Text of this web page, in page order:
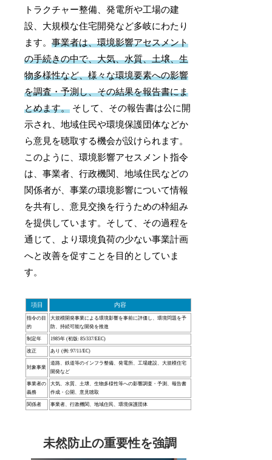
トラクチャー整備、発電所や工場の建
設、大規模な住宅開発など多岐にわたり
ます。事業者は、環境影響アセスメント
の手続きの中で、大気、水質、土壌、生
物多様性など、様々な環境要素への影響
を調査・予測し、その結果を報告書にま
とめます。 そして、その報告書は公に開
示され、地域住民や環境保護団体などか
ら意見を聴取する機会が設けられます。
このように、環境影響アセスメント指令
は、事業者、行政機関、地域住民などの
関係者が、事業の環境影響について情報
を共有し、意見交換を行うための枠組み
を提供しています。そして、その過程を
通じて、より環境負荷の少ない事業計画
へと改善を促すことを目的としていま
す。
項目 内容
指令の目
的
大規模開発事業による環境影響を事前に評価し、環境問題を予
防、持続可能な開発を推進
制定年 1985年 (初版: 85/337/EEC)
改正 あり (例: 97/11/EC)
対象事業
道路、鉄道等のインフラ整備、発電所、工場建設、大規模住宅
開発など
事業者の
義務
大気、水質、土壌、生物多様性等への影響調査・予測、報告書
作成・公開、意見聴取
関係者 事業者、行政機関、地域住民、環境保護団体
未然防止の重要性を強調